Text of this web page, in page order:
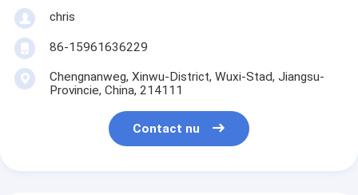
chris
86-15961636229
Chengnanweg, Xinwu-District, Wuxi-Stad, Jiangsu-
Provincie, China, 214111
Contact nu